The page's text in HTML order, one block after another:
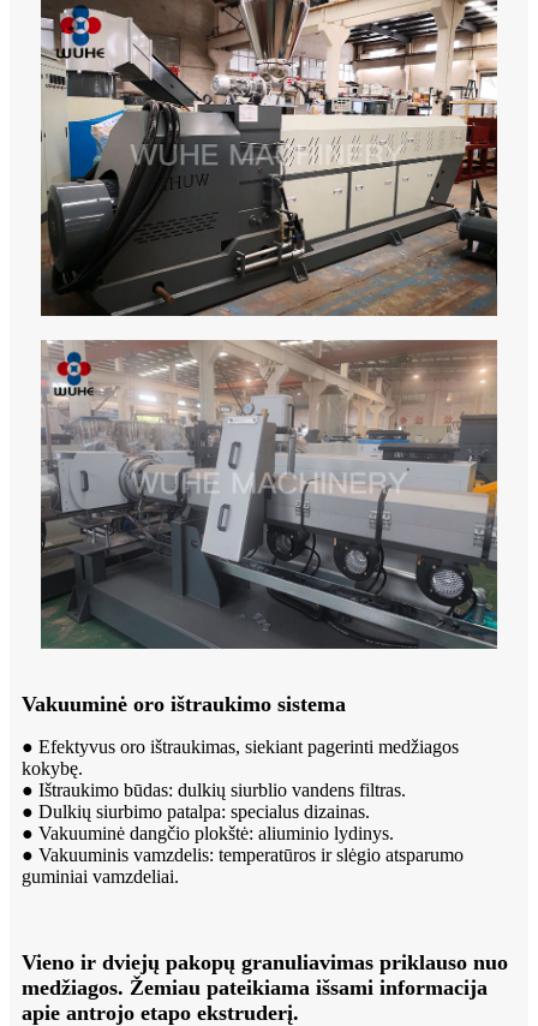
Vakuuminė oro ištraukimo sistema
● Efektyvus oro ištraukimas, siekiant pagerinti medžiagos
kokybę.
● Ištraukimo būdas: dulkių siurblio vandens filtras.
● Dulkių siurbimo patalpa: specialus dizainas.
● Vakuuminė dangčio plokštė: aliuminio lydinys.
● Vakuuminis vamzdelis: temperatūros ir slėgio atsparumo
guminiai vamzdeliai.
Vieno ir dviejų pakopų granuliavimas priklauso nuo
medžiagos. Žemiau pateikiama išsami informacija
apie antrojo etapo ekstruderį.